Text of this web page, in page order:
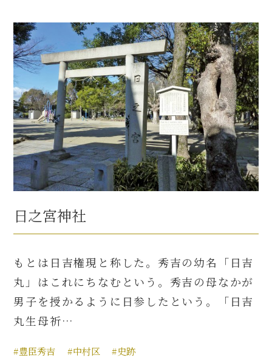
日之宮神社
もとは日吉権現と称した。秀吉の幼名「日吉
丸」はこれにちなむという。秀吉の母なかが
男子を授かるように日参したという。「日吉
丸生母祈…
#豊臣秀吉 #中村区 #史跡